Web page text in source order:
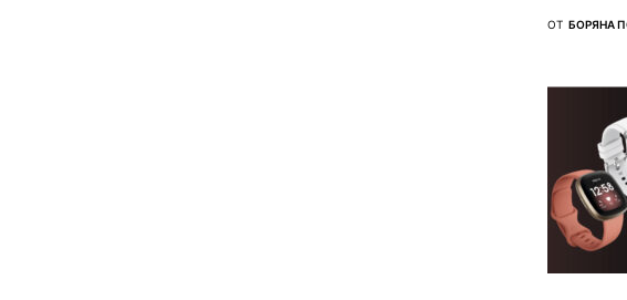
ОТ БОРЯНА